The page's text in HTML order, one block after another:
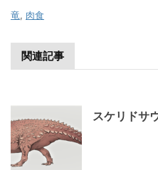
竜, 肉食
関連記事
スケリドサ